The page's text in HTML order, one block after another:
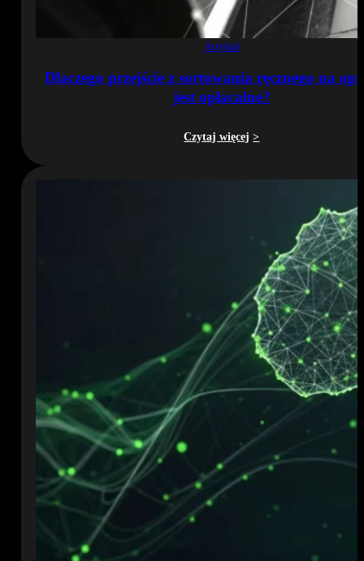
Artykuł
Dlaczego przejście z sortowania ręcznego na
jest opłacalne?
Czytaj więcej